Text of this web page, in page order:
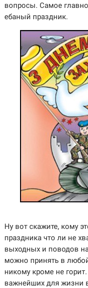
вопросы. Самое
ебаный праздник.
Ну вот скажите, кому
праздника что ли не
выходных и поводов
можно принять в
никому кроме не
важнейших для жизни